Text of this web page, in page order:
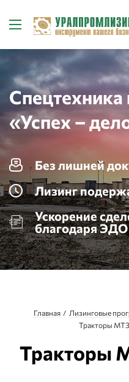
Спецтехника
«Успех –
Без лишней
Лизинг
Ускорение
благодаря ЭДО
Главная Лизинговые
Тракторы МТЗ
Тракторы